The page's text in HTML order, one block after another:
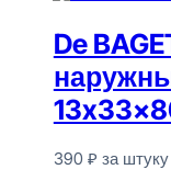
De
390 ₽ за штуку